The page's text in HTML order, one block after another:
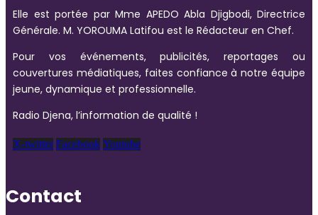
Elle est portée par Mme APEDO Abla Djigbodi, Directrice
Générale. M. YOROUMA Latifou est le Rédacteur en Chef.
Pour vos événements, publicités, reportages ou
couvertures médiatiques, faites confiance à notre équipe
jeune, dynamique et professionnelle.
Radio Djena, l’information de qualité !
X-twitter Facebook Youtube
Contact